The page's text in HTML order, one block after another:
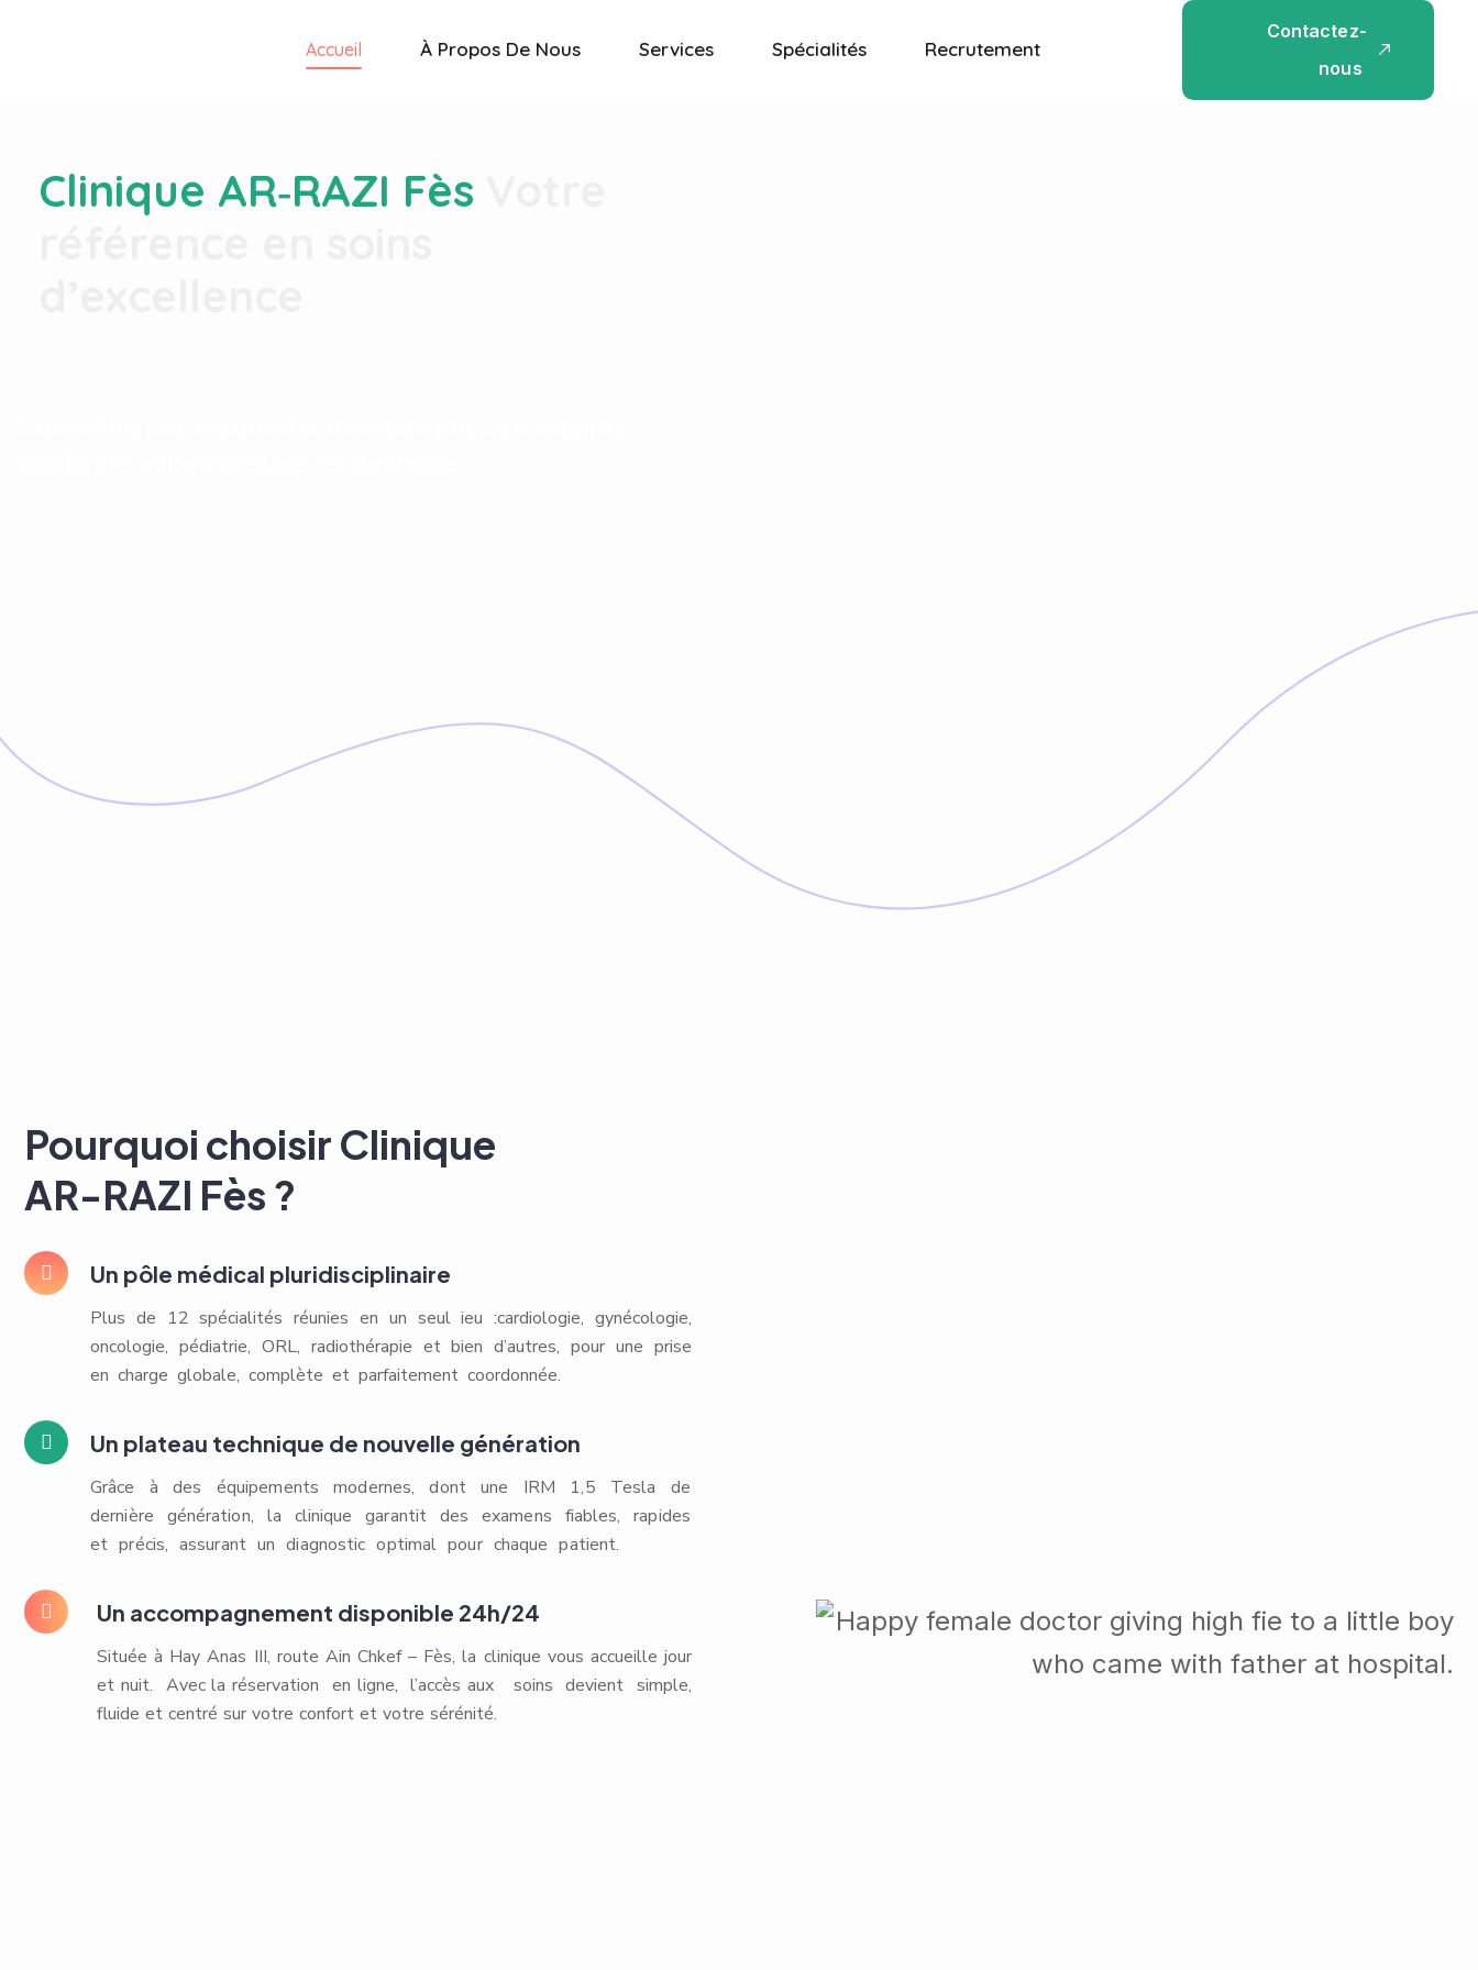
Accueil À Propos De Nous Services Spécialités Recrutement
Contactez-
nous
Clinique AR‑RAZI Fès
Pourquoi choisir Clinique
AR-RAZI Fès ?
Un pôle médical pluridisciplinaire
Plus de 12 spécialités réunies en un seul ieu :cardiologie, gynécologie,
oncologie, pédiatrie, ORL, radiothérapie et bien d’autres, pour une prise
en charge globale, complète et parfaitement coordonnée.
Un plateau technique de nouvelle génération
Grâce à des équipements modernes, dont une IRM 1,5 Tesla de
dernière génération, la clinique garantit des examens fiables, rapides
et précis, assurant un diagnostic optimal pour chaque patient.
Un accompagnement disponible 24h/24
Située à Hay Anas III, route Ain Chkef – Fès, la clinique vous accueille jour
et nuit. Avec la réservation en ligne, l’accès aux soins devient simple,
fluide et centré sur votre confort et votre sérénité.